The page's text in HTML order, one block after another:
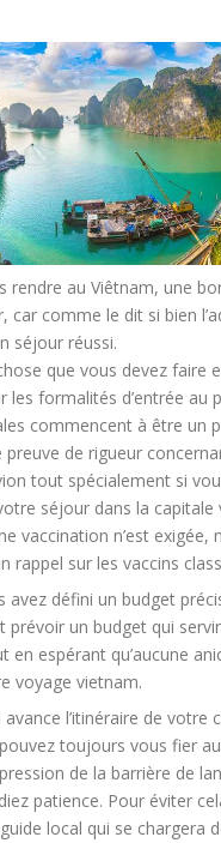
rendre au Viêtnam, une
car comme le dit si bien
séjour réussi.
que vous devez faire
les formalités d’entrée au
commencent à être un
de rigueur
tout spécialement si
séjour dans la capitale
vaccination n’est exigée,
rappel sur les vaccins
avez défini un budget
prévoir un budget qui
en espérant qu’aucune
voyage vietnam.
l’itinéraire de votre
toujours vous fier
de la barrière de
patience. Pour éviter
guide local qui se chargera